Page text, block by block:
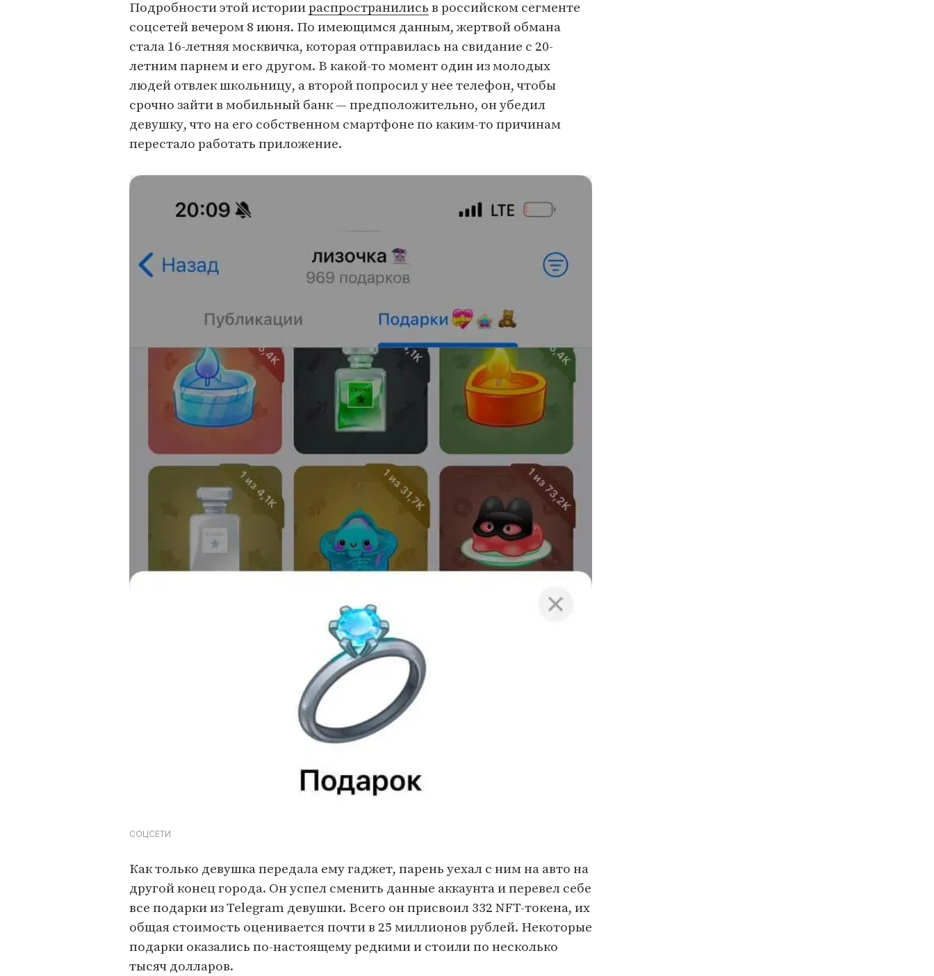
Подробности этой историираспространились в российском сегменте
соцсетей вечером 8 июня. По имеющимся данным, жертвой обмана
стала 16-летняя москвичка, которая отправилась на свидание с 20-
летним парнем и его другом. В какой-то момент один из молодых
людей отвлек школьницу, а второй попросил у нее телефон, чтобы
срочно зайти в мобильный банк — предположительно, он убедил
девушку, что на его собственном смартфоне по каким-то причинам
перестало работать приложение.
СОЦСЕТИ
Как только девушка передала ему гаджет, парень уехал с ним на авто на
другой конец города. Он успел сменить данные аккаунта и перевел себе
все подарки из Telegram девушки. Всего он присвоил 332 NFT-токена, их
общая стоимость оценивается почти в 25 миллионов рублей. Некоторые
подарки оказались по-настоящему редкими и стоили по несколько
тысяч долларов.